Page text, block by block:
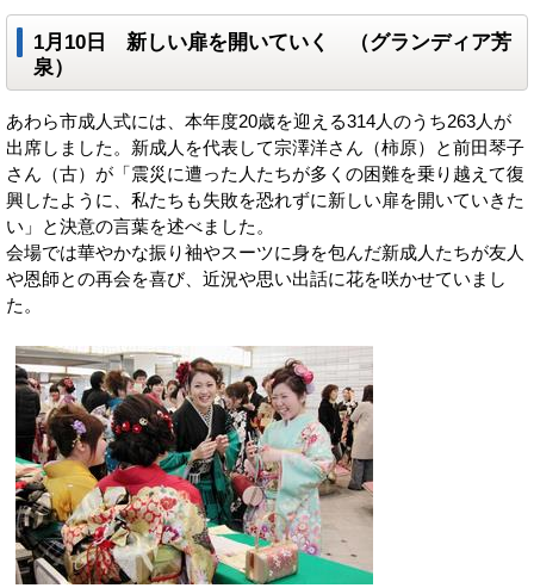
1月10日 新しい扉を開いていく （グランディア芳
泉）
あわら市成人式には、本年度20歳を迎える314人のうち263人が
出席しました。新成人を代表して宗澤洋さん（柿原）と前田琴子
さん（古）が「震災に遭った人たちが多くの困難を乗り越えて復
興したように、私たちも失敗を恐れずに新しい扉を開いていきた
い」と決意の言葉を述べました。
会場では華やかな振り袖やスーツに身を包んだ新成人たちが友人
や恩師との再会を喜び、近況や思い出話に花を咲かせていまし
た。